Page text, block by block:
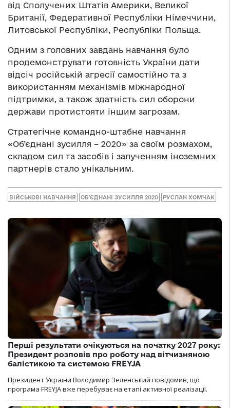
від Сполучених Штатів Америки, Великої
Британії, Федеративної Республіки Німеччини,
Литовської Республіки, Республіки Польща.
Одним з головних завдань навчання було
продемонструвати готовність України дати
відсіч російській агресії самостійно та з
використанням механізмів міжнародної
підтримки, а також здатність сил оборони
держави протистояти іншим загрозам.
Стратегічне командно-штабне навчання
«Об’єднані зусилля – 2020» за своїм розмахом,
складом сил та засобів і залученням іноземних
партнерів стало унікальним.
ВІЙСЬКОВІ НАВЧАННЯ ОБ’ЄДНАНІ ЗУСИЛЛЯ 2020 РУСЛАН ХОМЧАК
Перші результати очікуються на початку 2027 року:
Президент розповів про роботу над вітчизняною
балістикою та системою FREYJA
Президент України Володимир Зеленський повідомив, що
програма FREYJA вже перебуває на етапі активної реалізації.